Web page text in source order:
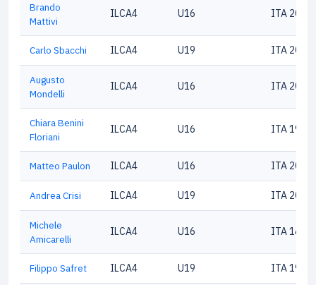
Brando
Mattivi
ILCA4 U16 ITA
Carlo Sbacchi ILCA4 U19 ITA
Augusto
Mondelli
ILCA4 U16 ITA
Chiara Benini
Floriani
ILCA4 U16 ITA
Matteo Paulon ILCA4 U16 ITA
Andrea Crisi ILCA4 U19 ITA
Michele
Amicarelli
ILCA4 U16 ITA
Filippo Safret ILCA4 U19 ITA